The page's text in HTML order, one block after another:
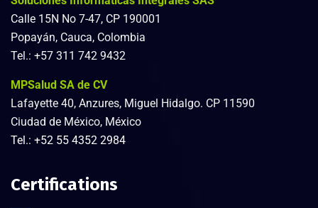
Calle 15N No 7-47, CP 190001
Popayán, Cauca, Colombia
Tel.: +57 311 742 9432
MPSalud SA de CV
Lafayette 40, Anzures, Miguel Hidalgo. CP 11590
Ciudad de México, México
Tel.: +52 55 4352 2984
Certifications